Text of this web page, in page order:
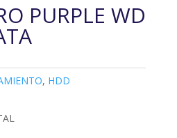
PURPLE WD
, HDD